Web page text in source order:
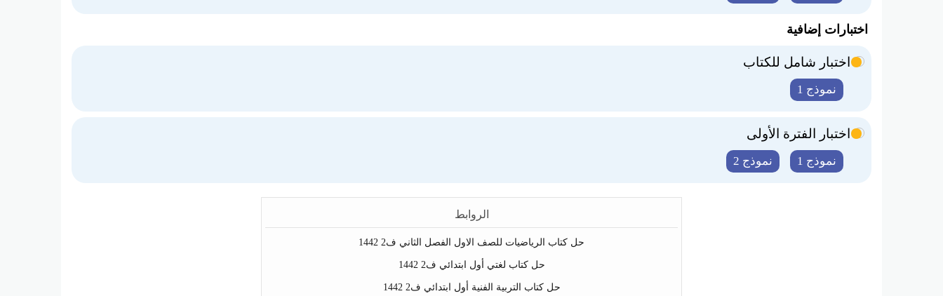
اختبارات إضافية
اختبار شامل للكتاب
نموذج 1
اختبار الفترة الأولى
نموذج 1 نموذج 2
الروابط
حل كتاب الرياضيات للصف الاول الفصل الثاني ف2 1442
حل كتاب لغتي أول ابتدائي ف2 1442
حل كتاب التربية الفنية أول ابتدائي ف2 1442